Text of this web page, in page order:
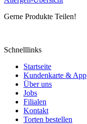
Gerne Produkte Teilen!
Schnelllinks
Startseite
Kundenkarte & App
Über uns
Jobs
Filialen
Kontakt
Torten bestellen